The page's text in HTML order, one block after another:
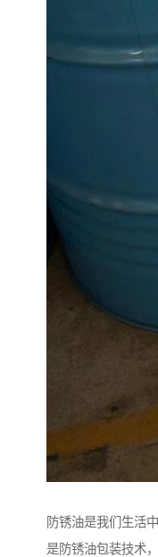
防锈油是我们生活
是防锈油包装技术